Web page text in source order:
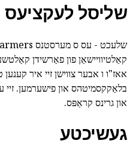
שליסל לעקציעס
קאַלטיוויישאַן פון פאַרשידן
אאז"ו ו אבער צווישן זיי איר קענען
בלאַקקסמיטהס און פישערמען. זיי
און גרינס קראַפּס.
געשיכטע